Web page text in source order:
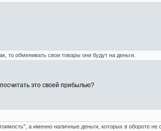
то обменивать свои товары они будут на деньги.
это своей прибылью?
а именно наличные деньги, которых в обороте не